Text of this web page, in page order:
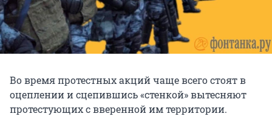
Во время протестных акций чаще всего стоят в
оцеплении и сцепившись «стенкой» вытесняют
протестующих с вверенной им территории.